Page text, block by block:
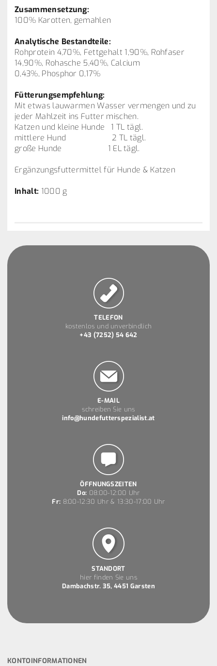
Zusammensetzung:
100% Karotten, gemahlen
Analytische Bestandteile:
Rohprotein 4,70%, Fettgehalt 1,90%, Rohfaser
14,90%, Rohasche 5,40%, Calcium
0,43%, Phosphor 0,17%
Fütterungsempfehlung:
Mit etwas lauwarmen Wasser vermengen und zu
jeder Mahlzeit ins Futter mischen.
Katzen und kleine Hunde 1 TL tägl.
mittlere Hund 2 TL tägl.
große Hunde 1 EL tägl.
Ergänzungsfuttermittel für Hunde & Katzen
Inhalt: 1000 g
TELEFON
kostenlos und unverbindlich
+43 (7252) 54 642
E-MAIL
schreiben Sie uns
info@hundefutterspezialist.at
ÖFFNUNGSZEITEN
Do: 08:00-12:00 Uhr
Fr: 8:00-12:30 Uhr & 13:30-17:00 Uhr
STANDORT
hier finden Sie uns
Dambachstr. 35, 4451 Garsten
KONTOINFORMATIONEN